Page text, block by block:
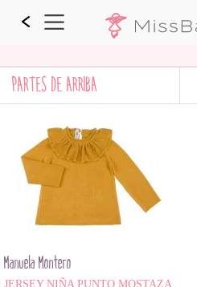
PARTES DE ARRIBA
Manuela Montero
JERSEY NIÑA PUNTO MOSTAZA